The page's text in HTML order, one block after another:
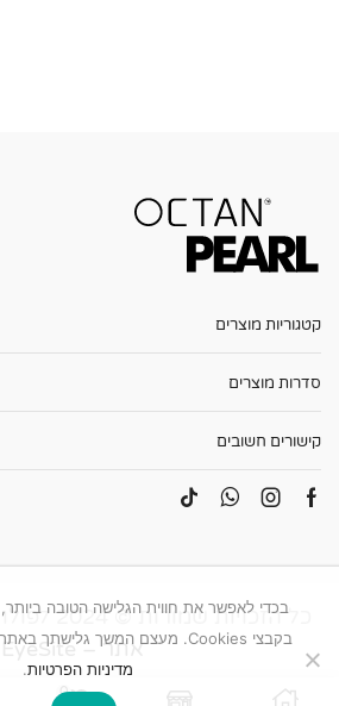
קטגוריות מוצרים
סדרות מוצרים
קישורים חשובים
כל הזכויות שמורות © 2024 לפולו קוסמטיקס |
אתר – EyeSite
0
בכדי לאפשר את חווית הגלישה הטובה
בקבצי Cookies. מעצם המשך גלישתך באתר הנך מסכים/ה לתנאי
מדיניות הפרטיות.